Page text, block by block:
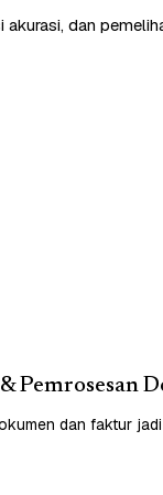
akurasi, dan
Pemrosesan
dan faktur